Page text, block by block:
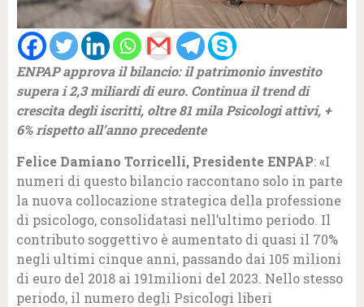
ENPAP approva il bilancio: il patrimonio investito
supera i 2,3 miliardi di euro. Continua il trend di
crescita degli iscritti, oltre 81 mila Psicologi attivi, +
6% rispetto all’anno precedente
Felice Damiano Torricelli, Presidente ENPAP: «I
numeri di questo bilancio raccontano solo in parte
la nuova collocazione strategica della professione
di psicologo, consolidatasi nell’ultimo periodo. Il
contributo soggettivo è aumentato di quasi il 70%
negli ultimi cinque anni, passando dai 105 milioni
di euro del 2018 ai 191milioni del 2023. Nello stesso
periodo, il numero degli Psicologi liberi